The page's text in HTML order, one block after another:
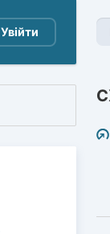
Увійти